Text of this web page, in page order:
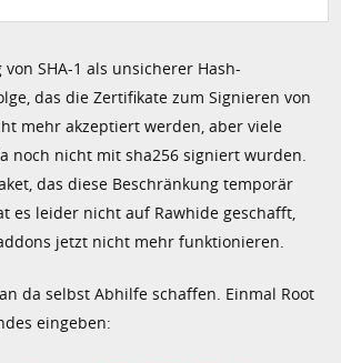
SHA-1 als unsicherer Hash-
das die Zertifikate zum Signieren von
mehr akzeptiert werden, aber viele
noch nicht mit sha256 signiert wurden.
das diese Beschränkung temporär
es leider nicht auf Rawhide geschafft,
jetzt nicht mehr funktionieren.
da selbst Abhilfe schaffen. Einmal Root
eingeben: